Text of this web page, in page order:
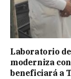
Laboratorio
moderniza
beneficiará a